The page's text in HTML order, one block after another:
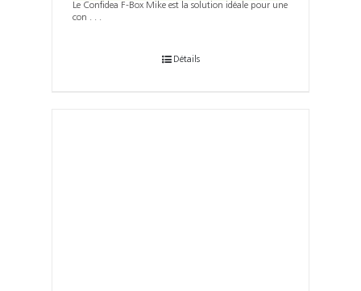
Le Confidea F-Box Mike est la solution idéale pour une
con . . .
Détails